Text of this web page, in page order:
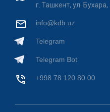
г. Ташкент, ул. Бухара,
info@kdb.uz
Telegram
Telegram Bot
+998 78 120 80 00